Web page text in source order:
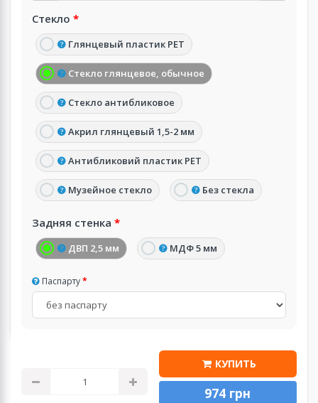
Стекло
Глянцевый пластик PET
Стекло глянцевое, обычное
Стекло антибликовое
Акрил глянцевый 1,5-2 мм
Антибликовий пластик PET
Музейное стекло Без стекла
Задняя стенка
ДВП 2,5 мм МДФ 5 мм
Паспарту
КУПИТЬ
974 грн